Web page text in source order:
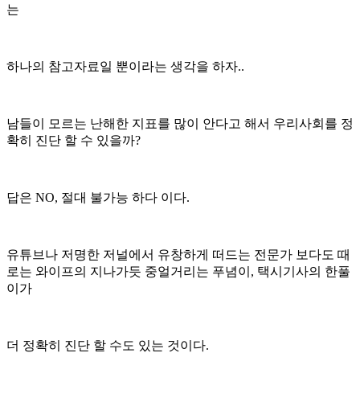
는
하나의 참고자료일 뿐이라는 생각을 하자..
남들이 모르는 난해한 지표를 많이 안다고 해서 우리사회를 정
확히 진단 할 수 있을까?
답은 NO, 절대 불가능 하다 이다.
유튜브나 저명한 저널에서 유창하게 떠드는 전문가 보다도 때
로는 와이프의 지나가듯 중얼거리는 푸념이, 택시기사의 한풀
이가
더 정확히 진단 할 수도 있는 것이다.